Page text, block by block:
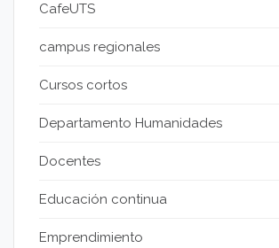
CafeUTS
campus regionales
Cursos cortos
Departamento Humanidades
Docentes
Educación continua
Emprendimiento